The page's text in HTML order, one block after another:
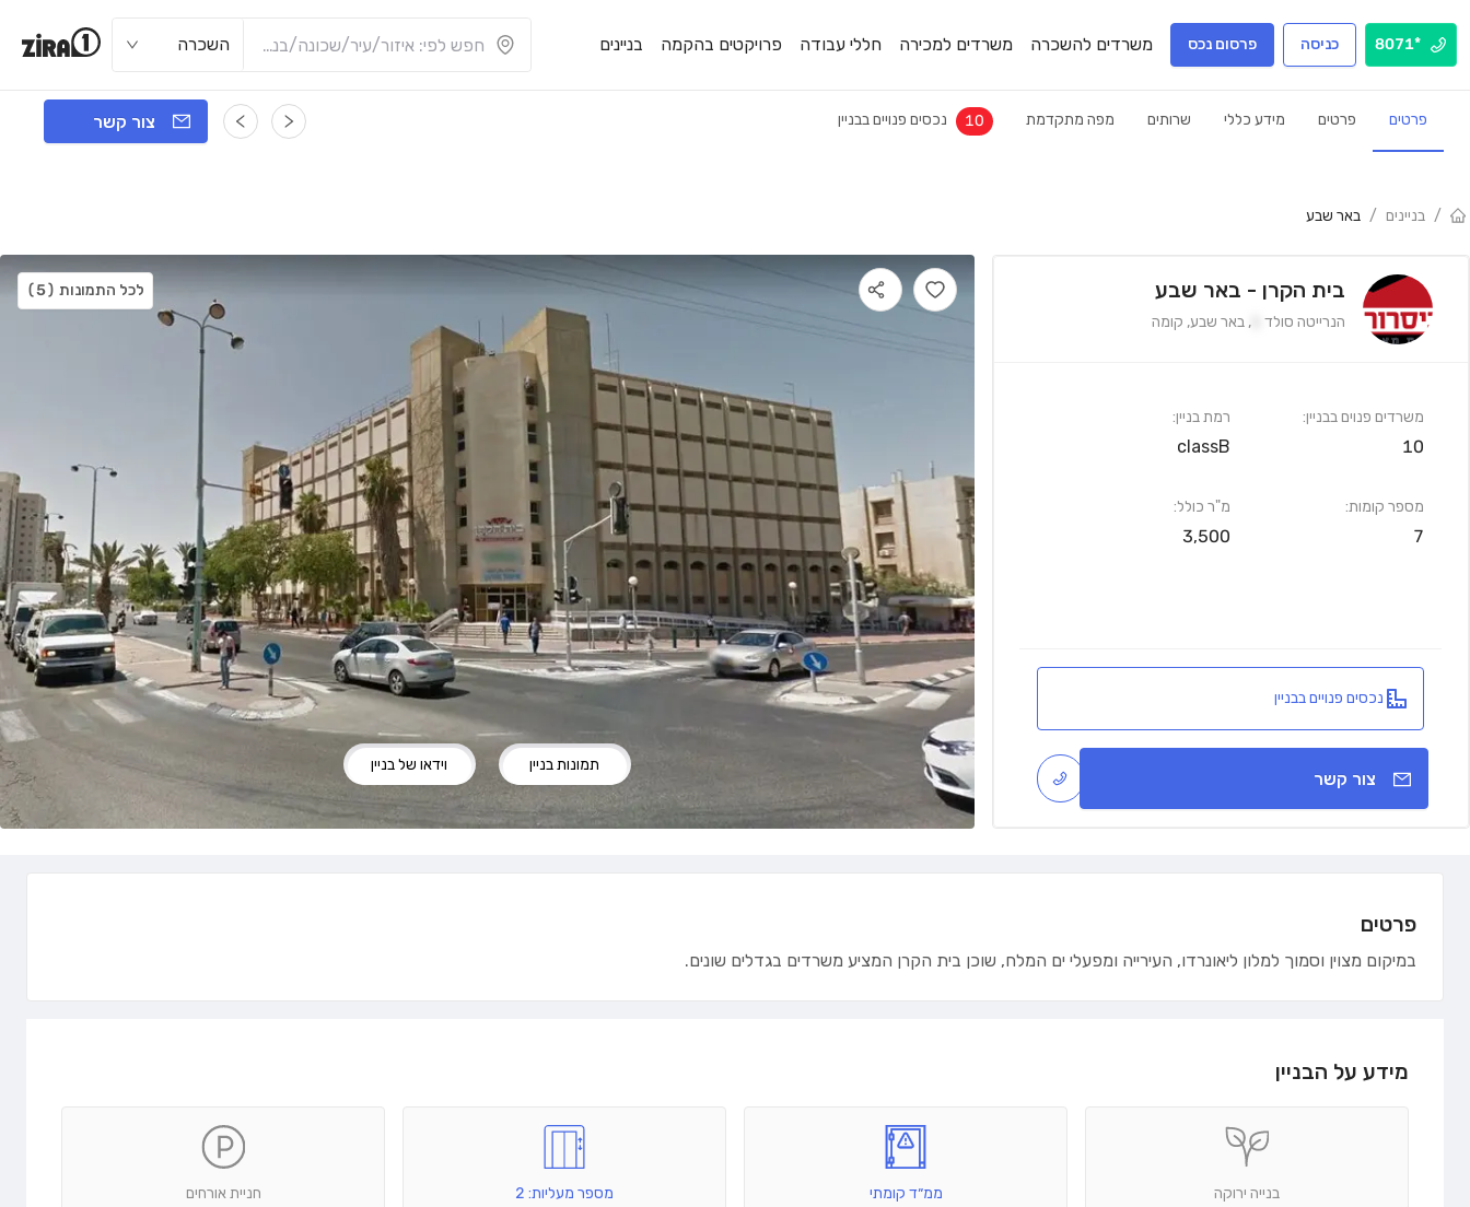
*8071 כניסה פרסום נכס משרדים להשכרה משרדים למכירה חללי עבודה פרויקטים בהקמה בניינים השכרה
פרטים פרטים מידע כללי שרותים מפה מתקדמת 10 נכסים פנויים בבניין צור קשר
/ בניינים / באר שבע
בית הקרן - באר שבע
הנרייטה סולד , באר שבע, קומה
משרדים פנוים בבניין:
10
מספר קומות:
7
רמת בניין:
classB
מ"ר כולל:
3,500
נכסים פנויים בבניין
צור קשר
תמונות בניין וידאו של בניין
לכל התמונות (5)
פרטים
במיקום מצוין וסמוך למלון ליאונרדו, העירייה ומפעלי ים המלח, שוכן בית הקרן המציע משרדים בגדלים שונים.
מידע על הבניין
בנייה ירוקה ממ״ד קומתי מספר מעליות: 2 חניית אורחים